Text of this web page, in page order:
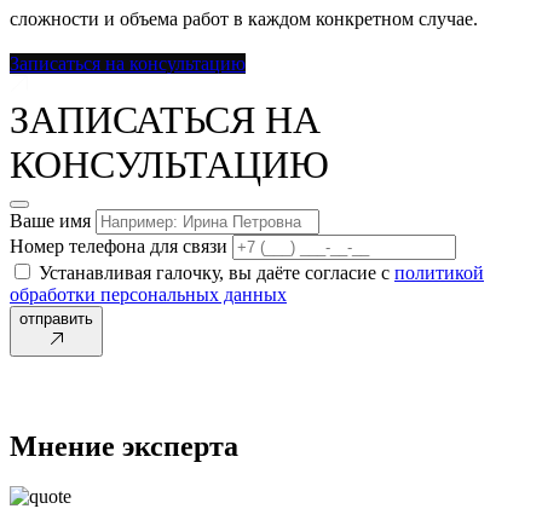
сложности и объема работ в каждом конкретном случае.
Записаться на консультацию
ЗАПИСАТЬСЯ НА
КОНСУЛЬТАЦИЮ
Ваше имя
Номер телефона для связи
Устанавливая галочку, вы даёте согласие с политикой
обработки персональных данных
отправить
Мнение эксперта